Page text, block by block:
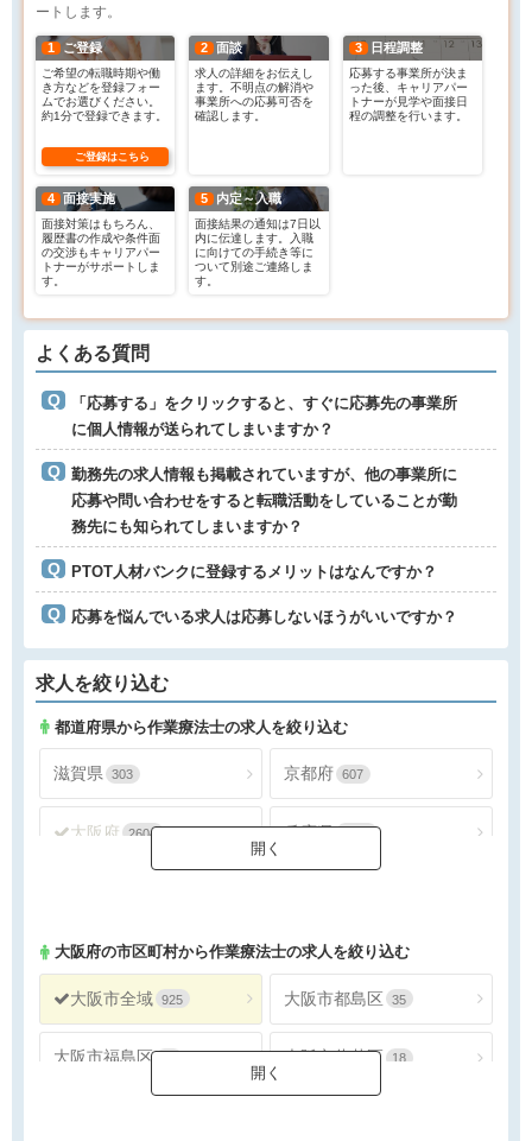
ートします。
1 ご登録
ご希望の転職時期や働
き方などを登録フォー
ムでお選びください。
約1分で登録できます。
ご登録はこちら
2 面談
求人の詳細をお伝えし
ます。不明点の解消や
事業所への応募可否を
確認します。
3 日程調整
応募する事業所が決ま
った後、キャリアパー
トナーが見学や面接日
程の調整を行います。
4 面接実施
面接対策はもちろん、
履歴書の作成や条件面
の交渉もキャリアパー
トナーがサポートしま
す。
5 内定～入職
面接結果の通知は7日以
内に伝達します。入職
に向けての手続き等に
ついて別途ご連絡しま
す。
よくある質問
「応募する」をクリックすると、すぐに応募先の事業所
に個人情報が送られてしまいますか？
勤務先の求人情報も掲載されていますが、他の事業所に
応募や問い合わせをすると転職活動をしていることが勤
務先にも知られてしまいますか？
PTOT人材バンクに登録するメリットはなんですか？
応募を悩んでいる求人は応募しないほうがいいですか？
求人を絞り込む
都道府県から作業療法士の求人を絞り込む
滋賀県 303 京都府 607
大阪府 2604 兵庫県
大阪府の市区町村から作業療法士の求人を絞り込む
大阪市全域 925 大阪市都島区 35
大阪市福島区 大阪市此花区 18